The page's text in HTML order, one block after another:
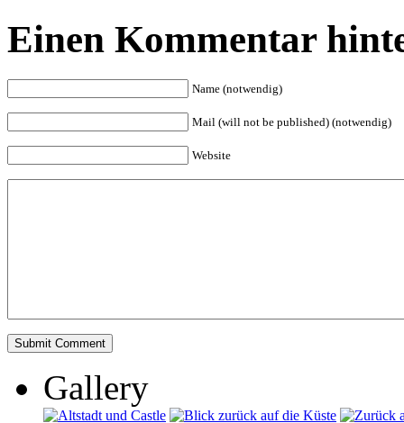
Einen Kommentar
Name (notwendig)
Mail (will not be published) (notwendig)
Website
Gallery